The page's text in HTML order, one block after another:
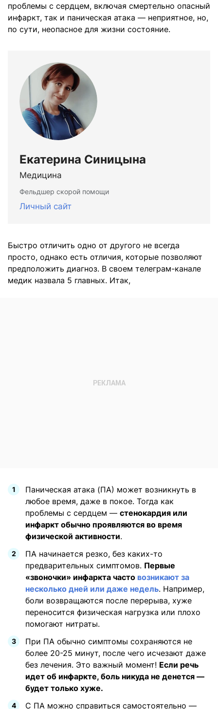
проблемы с сердцем, включая смертельно опасный
инфаркт, так и паническая атака — неприятное, но,
по сути, неопасное для жизни состояние.
Екатерина Синицына
Медицина
Фельдшер скорой помощи
Личный сайт
Быстро отличить одно от другого не всегда
просто, однако есть отличия, которые позволяют
предположить диагноз. В своем телеграм-канале
медик назвала 5 главных. Итак,
Паническая атака (ПА) может возникнуть в
любое время, даже в покое. Тогда как
проблемы с сердцем — стенокардия или
инфаркт обычно проявляются во время
физической активности.
ПА начинается резко, без каких-то
предварительных симптомов. Первые
«звоночки» инфаркта часто возникают за
несколько дней или даже недель. Например,
боли возвращаются после перерыва, хуже
переносится физическая нагрузка или плохо
помогают нитраты.
При ПА обычно симптомы сохраняются не
более 20-25 минут, после чего исчезают даже
без лечения. Это важный момент! Если речь
идет об инфаркте, боль никуда не денется —
будет только хуже.
С ПА можно справиться самостоятельно —